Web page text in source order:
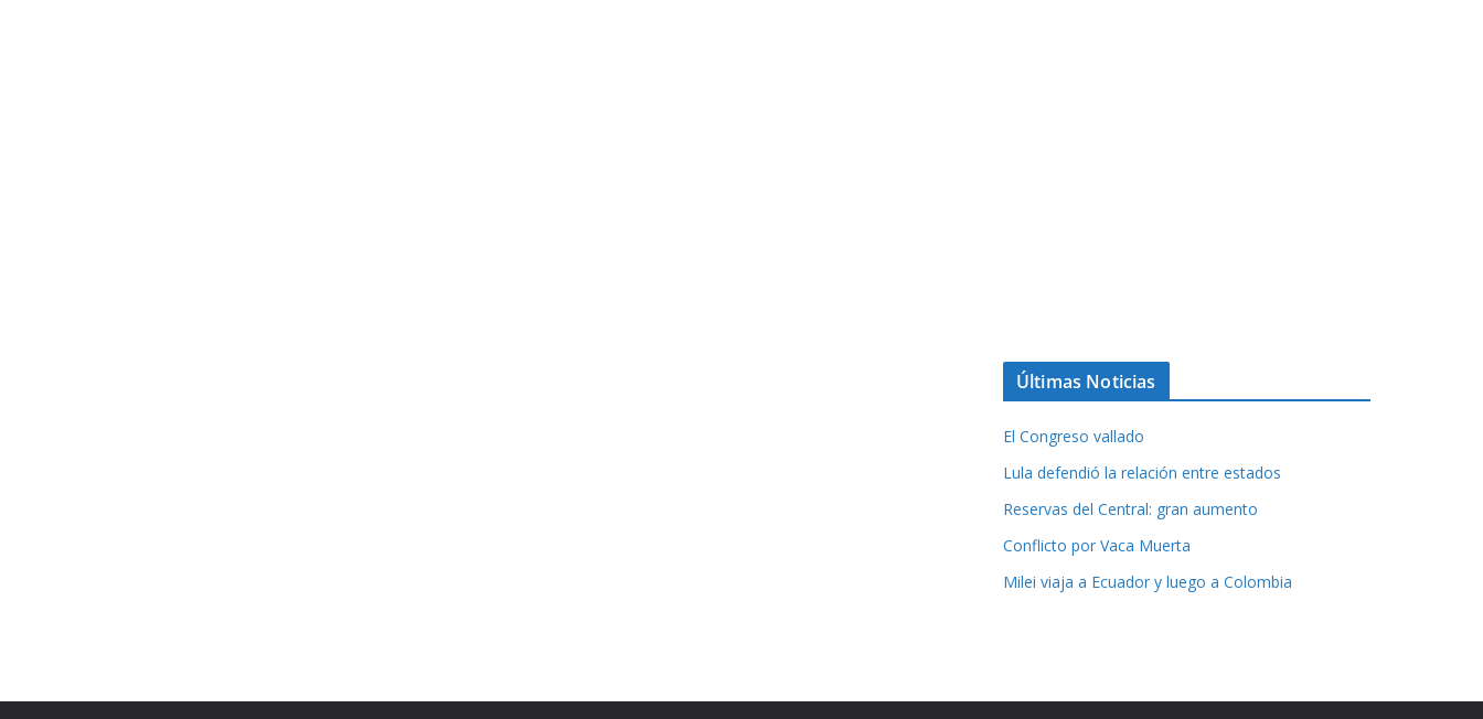
Últimas Noticias
El Congreso vallado
Lula defendió la relación entre estados
Reservas del Central: gran aumento
Conflicto por Vaca Muerta
Milei viaja a Ecuador y luego a Colombia